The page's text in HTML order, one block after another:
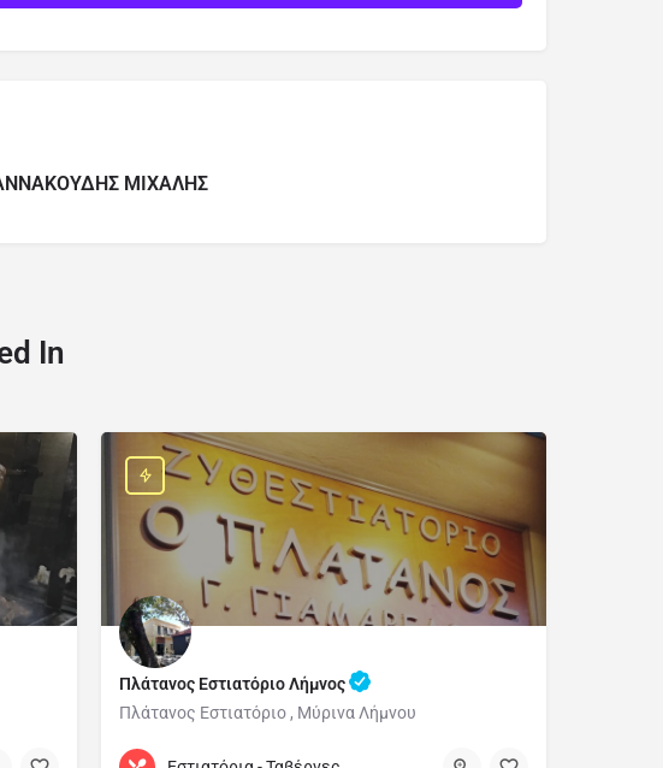
ΜΙΧΑΛΗΣ
In
Πλάτανος Εστιατόριο Λήμνος
Πλάτανος Εστιατόριο , Μύρινα Λήμνου
2254022070